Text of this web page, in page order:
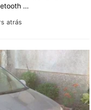
atrás
…